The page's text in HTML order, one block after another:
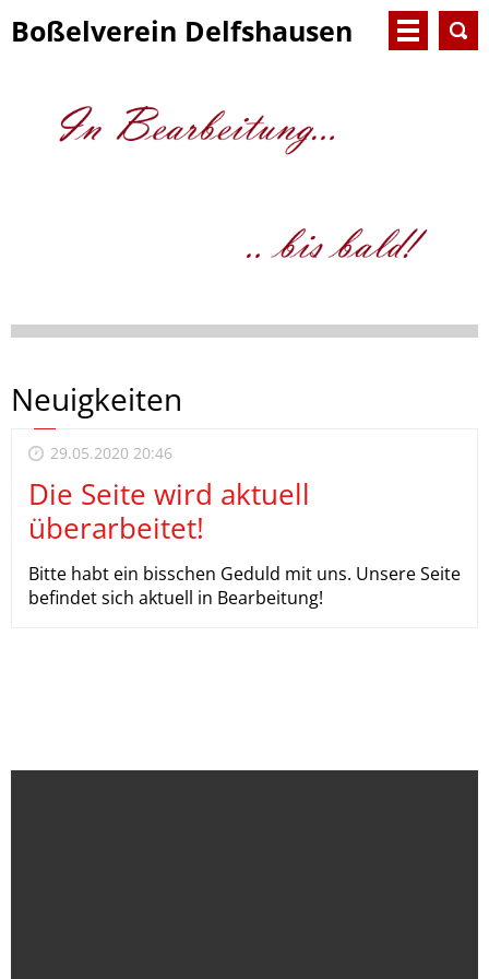
Boßelverein Delfshausen
Neuigkeiten
29.05.2020 20:46
Die Seite wird aktuell
überarbeitet!
Bitte habt ein bisschen Geduld mit uns. Unsere Seite
befindet sich aktuell in Bearbeitung!